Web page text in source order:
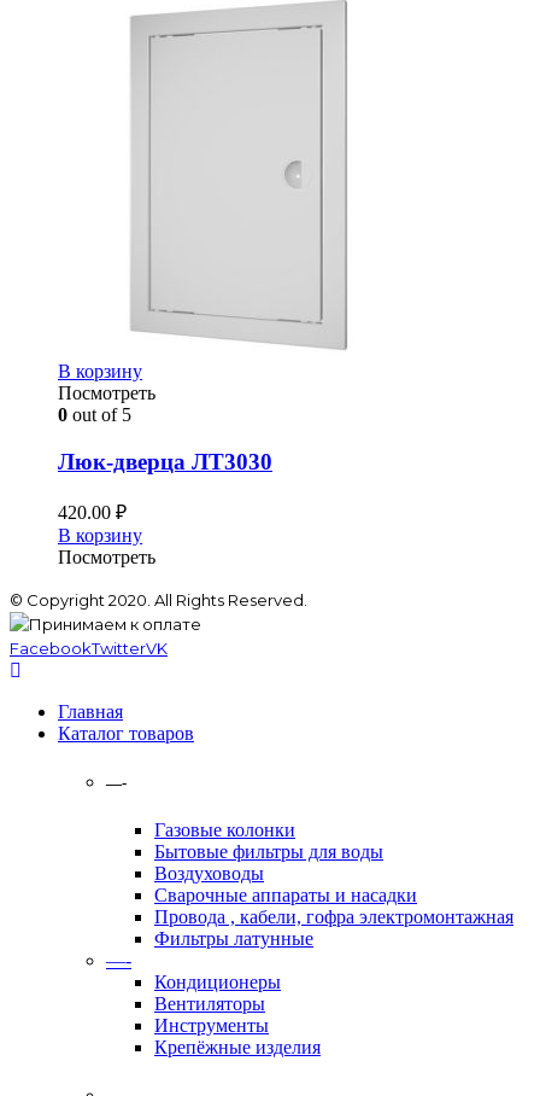
В корзину
Посмотреть
0 out of 5
Люк-дверца ЛТ3030
420.00 ₽
В корзину
Посмотреть
© Copyright 2020. All Rights Reserved.
FacebookTwitterVK
Главная
Каталог товаров
—-
Газовые колонки
Бытовые фильтры для воды
Воздуховоды
Сварочные аппараты и насадки
Провода , кабели, гофра электромонтажная
Фильтры латунные
—-
Кондиционеры
Вентиляторы
Инструменты
Крепёжные изделия